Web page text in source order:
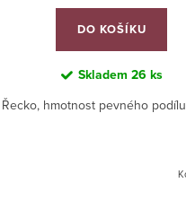
DO KOŠÍKU
Skladem 26 ks
Řecko, hmotnost pevného